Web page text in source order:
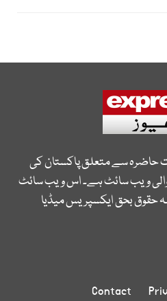
حاضرہ سے متعلق پاکستان کی
ویب سائٹ ہے۔ اس ویب سائٹ
حقوق بحق ایکسپریس میڈیا
Contact